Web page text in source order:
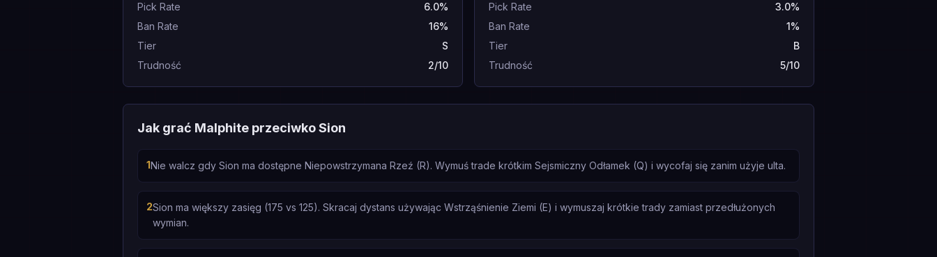
Pick Rate
6.0%
Ban Rate
16%
Tier
S
Trudność
2/10
Pick Rate
3.0%
Ban Rate
1%
Tier
B
Trudność
5/10
Jak grać Malphite przeciwko Sion
1Nie walcz gdy Sion ma dostępne Niepowstrzymana Rzeź (R). Wymuś trade krótkim Sejsmiczny Odłamek (Q) i wycofaj się zanim użyje ulta.
2Sion ma większy zasięg (175 vs 125). Skracaj dystans używając Wstrząśnienie Ziemi (E) i wymuszaj krótkie trady zamiast przedłużonych
wymian.